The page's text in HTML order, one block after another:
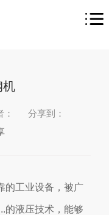
机
：
分享到：
的工业设备，被广
的液压技术，能够